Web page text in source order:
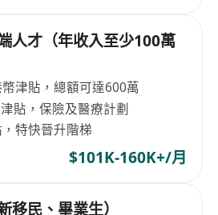
人才（年收入至少100萬
津貼，總額可達600萬
貼，保險及醫療計劃
特快晉升階梯
$101K-160K+/月
移民、畢業生）